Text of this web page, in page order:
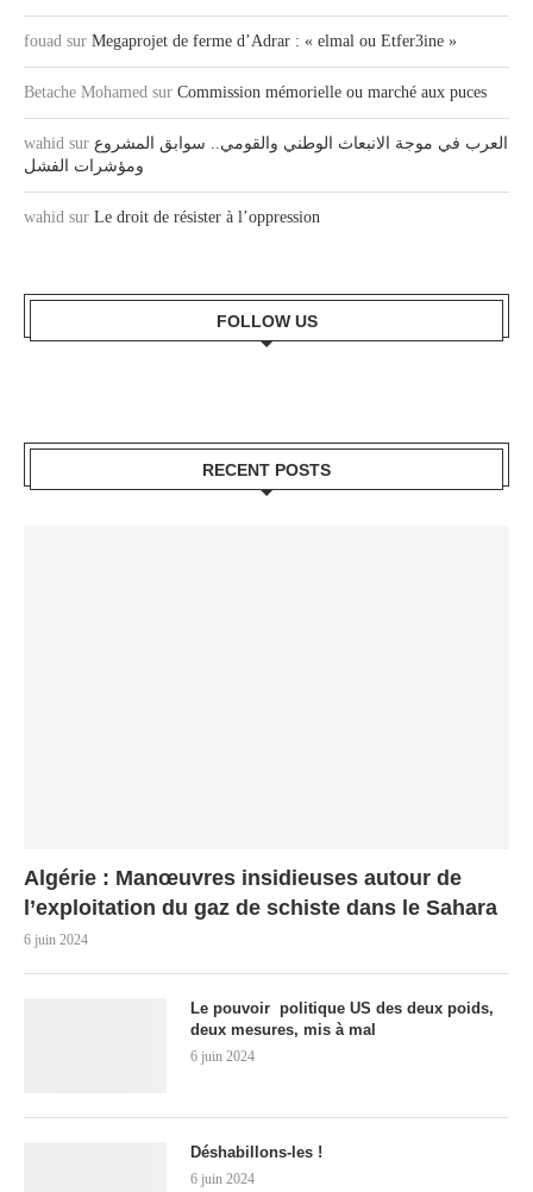
fouad sur Megaprojet de ferme d’Adrar : « elmal ou Etfer3ine »
Betache Mohamed sur Commission mémorielle ou marché aux puces
wahid sur العرب في موجة الانبعاث الوطني والقومي.. سوابق المشروع
ومؤشرات الفشل
wahid sur Le droit de résister à l’oppression
FOLLOW US
RECENT POSTS
Algérie : Manœuvres insidieuses autour de
l’exploitation du gaz de schiste dans le Sahara
6 juin 2024
Le pouvoir politique US des deux poids,
deux mesures, mis à mal
6 juin 2024
Déshabillons-les !
6 juin 2024